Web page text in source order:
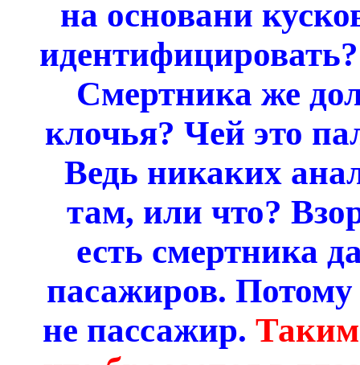
на основани
Смертника же
клочья? Чей это
Ведь никаких
там, или что?
есть смертника
пасажиров. Потому
не пассажир. Таким